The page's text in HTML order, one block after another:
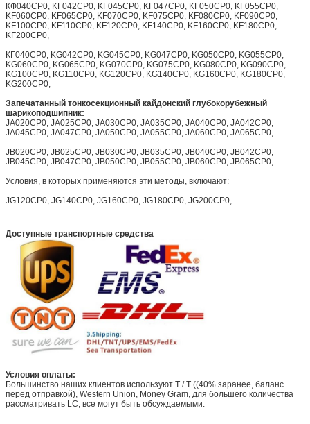
КФ040CP0, KF042CP0, KF045CP0, KF047CP0, KF050CP0, KF055CP0,
KF060CP0, KF065CP0, KF070CP0, KF075CP0, KF080CP0, KF090CP0,
KF100CP0, KF110CP0, KF120CP0, KF140CP0, KF160CP0, KF180CP0,
KF200CP0,
КГ040CP0, KG042CP0, KG045CP0, KG047CP0, KG050CP0, KG055CP0,
KG060CP0, KG065CP0, KG070CP0, KG075CP0, KG080CP0, KG090CP0,
KG100CP0, KG110CP0, KG120CP0, KG140CP0, KG160CP0, KG180CP0,
KG200CP0,
Запечатанный тонкосекционный кайдонский глубокорубежный
шарикоподшипник:
JA020CP0, JA025CP0, JA030CP0, JA035CP0, JA040CP0, JA042CP0,
JA045CP0, JA047CP0, JA050CP0, JA055CP0, JA060CP0, JA065CP0,
JB020CP0, JB025CP0, JB030CP0, JB035CP0, JB040CP0, JB042CP0,
JB045CP0, JB047CP0, JB050CP0, JB055CP0, JB060CP0, JB065CP0,
Условия, в которых применяются эти методы, включают:
JG120CP0, JG140CP0, JG160CP0, JG180CP0, JG200CP0,
Доступные транспортные средства
Условия оплаты:
Большинство наших клиентов используют T / T ((40% заранее, баланс
перед отправкой), Western Union, Money Gram, для большего количества
рассматривать LC, все могут быть обсуждаемыми.